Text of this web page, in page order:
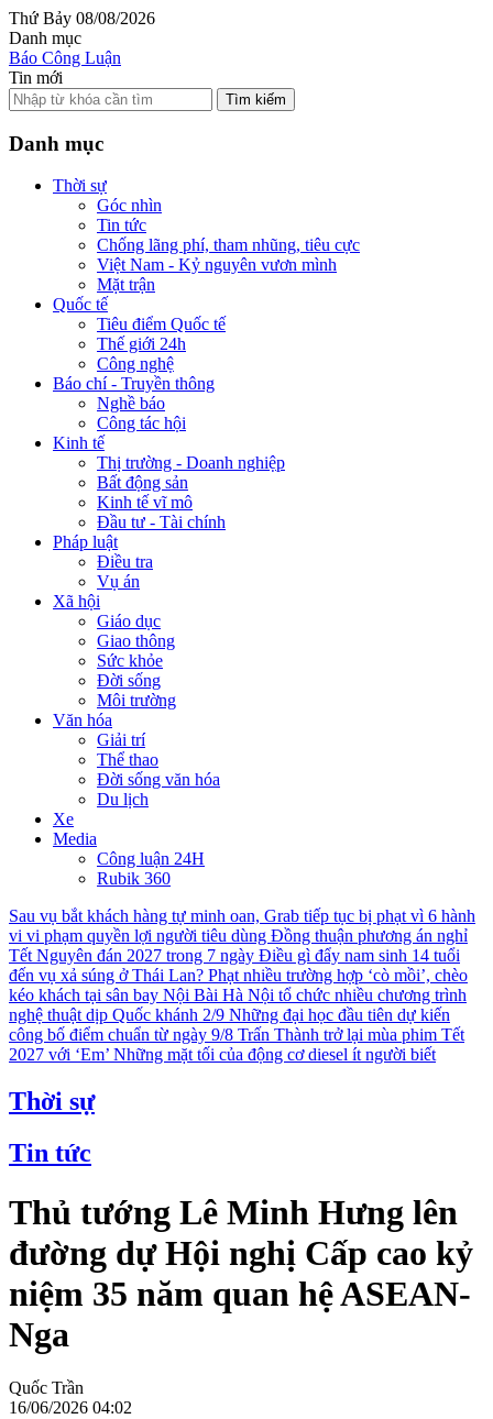
Thứ Bảy 08/08/2026
Danh mục
Báo Công Luận
Tin mới
Tìm kiếm
Danh mục
Thời sự
Góc nhìn
Tin tức
Chống lãng phí, tham nhũng, tiêu cực
Việt Nam - Kỷ nguyên vươn mình
Mặt trận
Quốc tế
Tiêu điểm Quốc tế
Thế giới 24h
Công nghệ
Báo chí - Truyền thông
Nghề báo
Công tác hội
Kinh tế
Thị trường - Doanh nghiệp
Bất động sản
Kinh tế vĩ mô
Đầu tư - Tài chính
Pháp luật
Điều tra
Vụ án
Xã hội
Giáo dục
Giao thông
Sức khỏe
Đời sống
Môi trường
Văn hóa
Giải trí
Thể thao
Đời sống văn hóa
Du lịch
Xe
Media
Công luận 24H
Rubik 360
Sau vụ bắt khách hàng tự minh oan, Grab tiếp tục bị phạt vì 6 hành
vi vi phạm quyền lợi người tiêu dùng Đồng thuận phương án nghỉ
Tết Nguyên đán 2027 trong 7 ngày Điều gì đẩy nam sinh 14 tuổi
đến vụ xả súng ở Thái Lan? Phạt nhiều trường hợp ‘cò mồi’, chèo
kéo khách tại sân bay Nội Bài Hà Nội tổ chức nhiều chương trình
nghệ thuật dịp Quốc khánh 2/9 Những đại học đầu tiên dự kiến
công bố điểm chuẩn từ ngày 9/8 Trấn Thành trở lại mùa phim Tết
2027 với ‘Em’ Những mặt tối của động cơ diesel ít người biết
Thời sự
Tin tức
Thủ tướng Lê Minh Hưng lên
đường dự Hội nghị Cấp cao kỷ
niệm 35 năm quan hệ ASEAN-
Nga
Quốc Trần
16/06/2026 04:02